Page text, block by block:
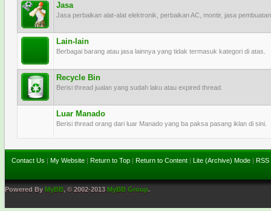
Jasa
Jasa perbaikan alat-alat elektronik, perbaikan AC, montir, jasa
Lain-lain
Berbagai barang atau jasa lainnya yang tidak termasuk kategori di atas.
Recycle Bin
Berisi thread jualan yang sudah laku atau expired thread.
Luar Manado
Berisi thread orang dari luar Manado yang ba paksa pasang iklan di sini.
Contact Us | My Website | Return to Top | Return to Content | Lite (Archive) Mode | RSS
Powered By MyBB, © 2002-2013 MyBB Group.